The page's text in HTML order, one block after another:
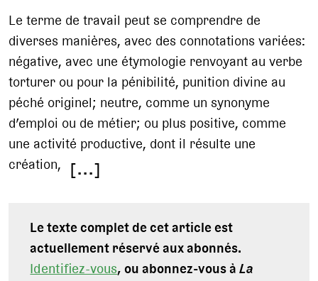
Le terme de travail peut se comprendre de
diverses manières, avec des connotations variées:
négative, avec une étymologie renvoyant au verbe
torturer ou pour la pénibilité, punition divine au
péché originel; neutre, comme un synonyme
d’emploi ou de métier; ou plus positive, comme
une activité productive, dont il résulte une
création, [...]
Le texte complet de cet article est
actuellement réservé aux abonnés.
Identifiez-vous, ou abonnez-vous àLa